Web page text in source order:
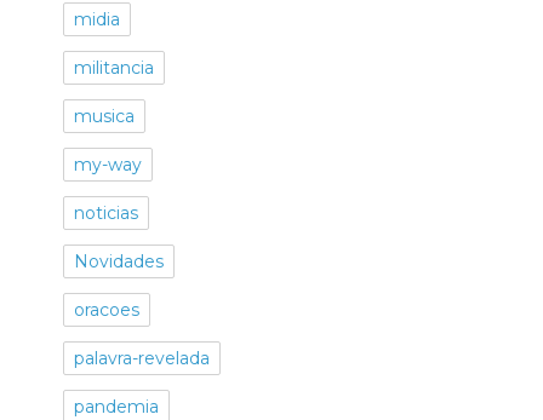
midia
militancia
musica
my-way
noticias
Novidades
oracoes
palavra-revelada
pandemia